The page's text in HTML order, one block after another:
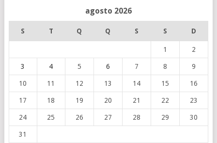
agosto 2026
S T Q Q S S D
1 2
3 4 5 6 7 8 9
10 11 12 13 14 15 16
17 18 19 20 21 22 23
24 25 26 27 28 29 30
31